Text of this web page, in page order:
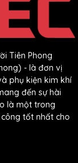
cần một
than, lưu
Tiên Phong
- là đơn vị
phụ kiện kim khí
đến sự hài
là một trong
tốt nhất cho